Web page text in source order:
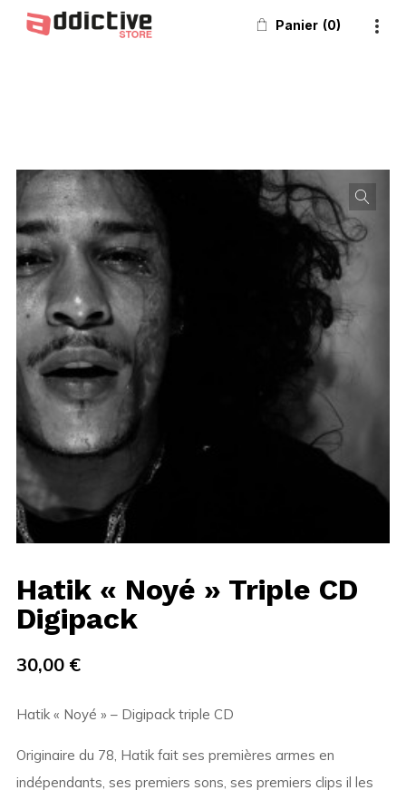
Panier 0
Hatik « Noyé » Triple CD
Digipack
30,00 €
Hatik « Noyé » – Digipack triple CD
Originaire du 78, Hatik fait ses premières armes en
indépendants, ses premiers sons, ses premiers clips il les